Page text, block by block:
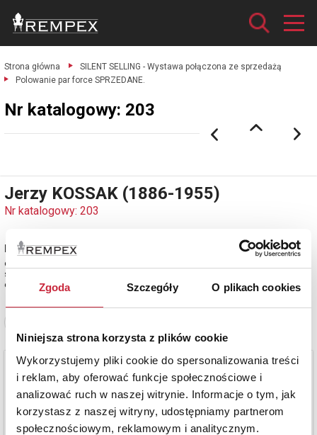
Zgoda Szczegóły O plikach cookies
Niniejsza strona korzysta z plików cookie
Wykorzystujemy pliki cookie do spersonalizowania treści
i reklam, aby oferować funkcje społecznościowe i
analizować ruch w naszej witrynie. Informacje o tym, jak
korzystasz z naszej witryny, udostępniamy partnerom
społecznościowym, reklamowym i analitycznym.
Strona główna
SILENT SELLING - Wystawa połączona ze sprzedażą
Polowanie par force SPRZEDANE.
Nr katalogowy: 203
Jerzy KOSSAK (1886-1955)
Nr katalogowy: 203
Polowanie par force SPRZEDANE
olej, tektura; 30 x 50 cm;
sygn. i dat. l. d.: Jerzy Kossak / 1945.
estymacja: 15 000 - 18 000 zł